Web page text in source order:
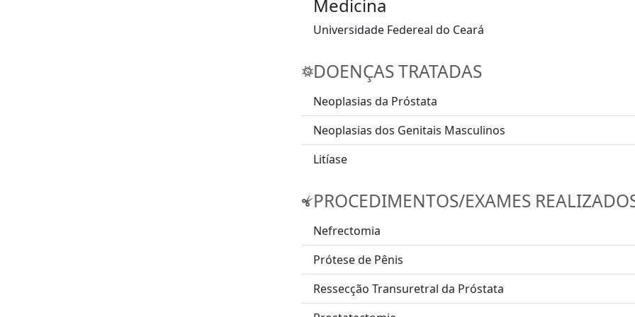
Medicina
Universidade Federeal do Ceará
DOENÇAS TRATADAS
Neoplasias da Próstata
Neoplasias dos Genitais Masculinos
Litíase
PROCEDIMENTOS/EXAMES
Nefrectomia
Prótese de Pênis
Ressecção Transuretral da Próstata